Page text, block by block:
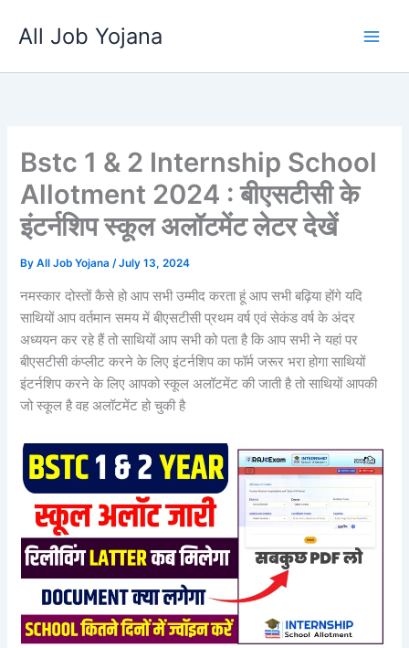
All Job Yojana
Bstc 1 & 2 Internship School
Allotment 2024 : बीएसटीसी के
इंटर्नशिप स्कूल अलॉटमेंट लेटर देखें
ByAll Job Yojana/July 13, 2024
नमस्कार दोस्तों कैसे हो आप सभी उम्मीद करता हूं आप सभी बढ़िया होंगे यदि
साथियों आप वर्तमान समय में बीएसटीसी प्रथम वर्ष एवं सेकंड वर्ष के अंदर
अध्ययन कर रहे हैं तो साथियों आप सभी को पता है कि आप सभी ने यहां पर
बीएसटीसी कंप्लीट करने के लिए इंटर्नशिप का फॉर्म जरूर भरा होगा साथियों
इंटर्नशिप करने के लिए आपको स्कूल अलॉटमेंट की जाती है तो साथियों आपकी
जो स्कूल है वह अलॉटमेंट हो चुकी है